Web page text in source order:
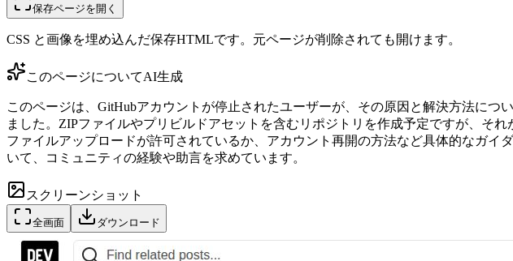
保存ページを開く
CSS と画像を埋め込んだ保存HTMLです。元ページが削除されても開けます。
このページについてAI生成
このページは、GitHubアカウントが停止されたユーザーが、その原因と解決方法に
ました。ZIPファイルやプリビルドアセットを含むリポジトリを作成予定ですが、そ
ファイルアップロードが許可されているか、アカウント再開の方法など具体的なガ
いて、コミュニティの経験や助言を求めています。
スクリーンショット
全画面 ダウンロード